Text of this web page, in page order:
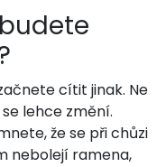
cítit jinak. Ne
lehce změní.
že se při chůzi
nebolejí ramena,